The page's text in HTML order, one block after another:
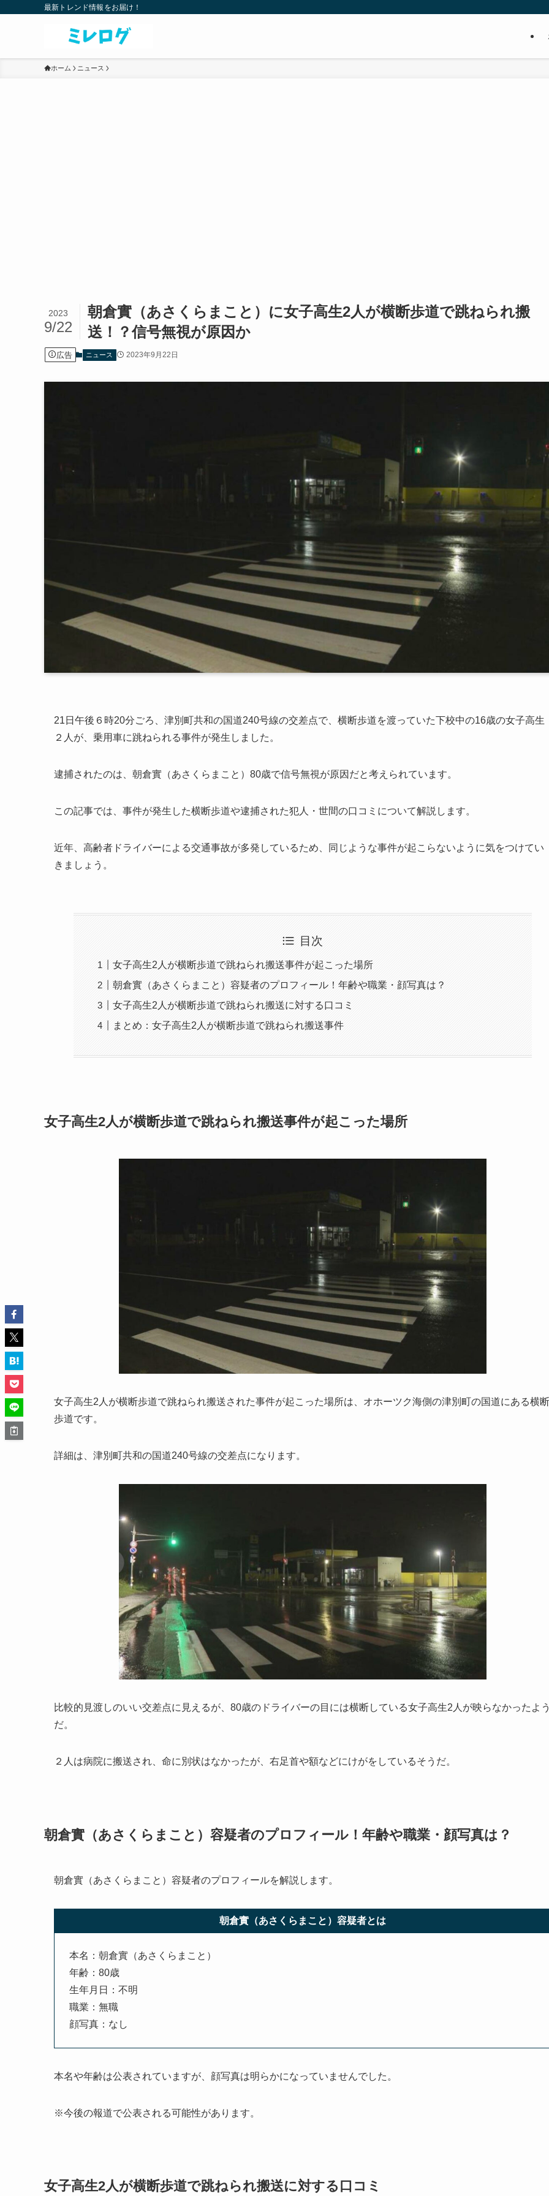
最新トレンド情報をお届け！
ホーム ニュース
朝倉實（あさくらまこと）に女子高生2人が横断歩道で跳ねられ搬
送！？信号無視が原因か
2023
9/22
広告 ニュース 2023年9月22日
21日午後６時20分ごろ、津別町共和の国道240号線の交差点で、横断歩道を渡っていた下校中の16歳の女子高生
２人が、乗用車に跳ねられる事件が発生しました。
逮捕されたのは、朝倉實（あさくらまこと）80歳で信号無視が原因だと考えられています。
この記事では、事件が発生した横断歩道や逮捕された犯人・世間の口コミについて解説します。
近年、高齢者ドライバーによる交通事故が多発しているため、同じような事件が起こらないように気をつけてい
きましょう。
目次
女子高生2人が横断歩道で跳ねられ搬送事件が起こった場所
朝倉實（あさくらまこと）容疑者のプロフィール！年齢や職業・顔写真は？
女子高生2人が横断歩道で跳ねられ搬送に対する口コミ
まとめ：女子高生2人が横断歩道で跳ねられ搬送事件
女子高生2人が横断歩道で跳ねられ搬送事件が起こった場所
女子高生2人が横断歩道で跳ねられ搬送された事件が起こった場所は、オホーツク海側の津別町の国道にある横断
歩道です。
詳細は、津別町共和の国道240号線の交差点になります。
比較的見渡しのいい交差点に見えるが、80歳のドライバーの目には横断している女子高生2人が映らなかったよ
だ。
２人は病院に搬送され、命に別状はなかったが、右足首や額などにけがをしているそうだ。
朝倉實（あさくらまこと）容疑者のプロフィール！年齢や職業・顔写真は？
朝倉實（あさくらまこと）容疑者のプロフィールを解説します。
朝倉實（あさくらまこと）容疑者とは
本名：朝倉實（あさくらまこと）
年齢：80歳
生年月日：不明
職業：無職
顔写真：なし
本名や年齢は公表されていますが、顔写真は明らかになっていませんでした。
※今後の報道で公表される可能性があります。
女子高生2人が横断歩道で跳ねられ搬送に対する口コミ